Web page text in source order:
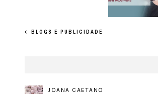
BLOGS E PUBLICIDADE
JOANA CAETANO